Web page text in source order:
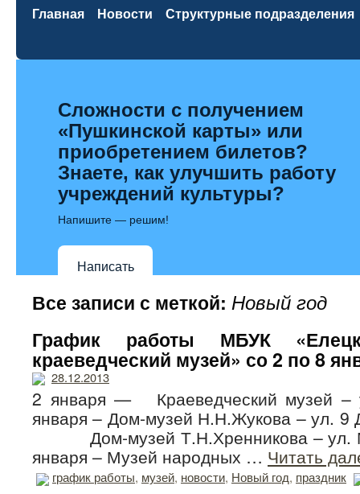
Главная Новости Структурные подразделения
Сложности с получением
«Пушкинской карты» или
приобретением билетов?
Знаете, как улучшить работу
учреждений культуры?
Напишите — решим!
Написать
Все записи с меткой: Новый год
График работы МБУК
краеведческий музей» со 2 по 8
28.12.2013
2 января — Краеведческий музей –
января – Дом-музей Н.Н.Жукова –
Дом-музей Т.Н.Хренникова – ул.
января – Музей народных … Читать
график работы, музей, новости, Новый год, праздник